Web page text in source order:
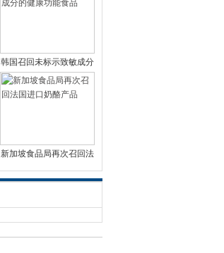
韩国召回未标示致敏成分
的健康功能食品
新加坡食品局再次召回法